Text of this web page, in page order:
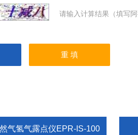
请输入计算结果（填写
气氢气露点仪EPR-IS-100